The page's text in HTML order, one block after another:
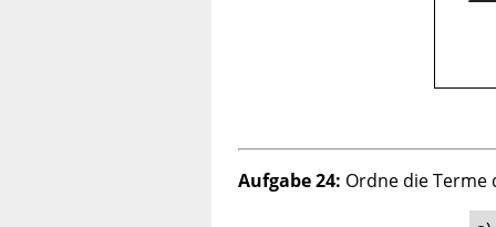
Aufgabe 24: Ordne die Terme